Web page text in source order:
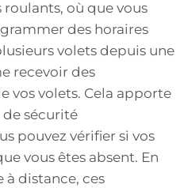
où que vous
des horaires
volets depuis une
recevoir des
vos volets. Cela apporte
sécurité
pouvez vérifier si vos
vous êtes absent. En
distance, ces